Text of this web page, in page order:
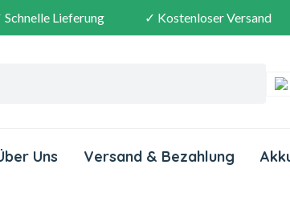
Schnelle Lieferung ✓ Kostenloser Versand
Uns Versand & Bezahlung